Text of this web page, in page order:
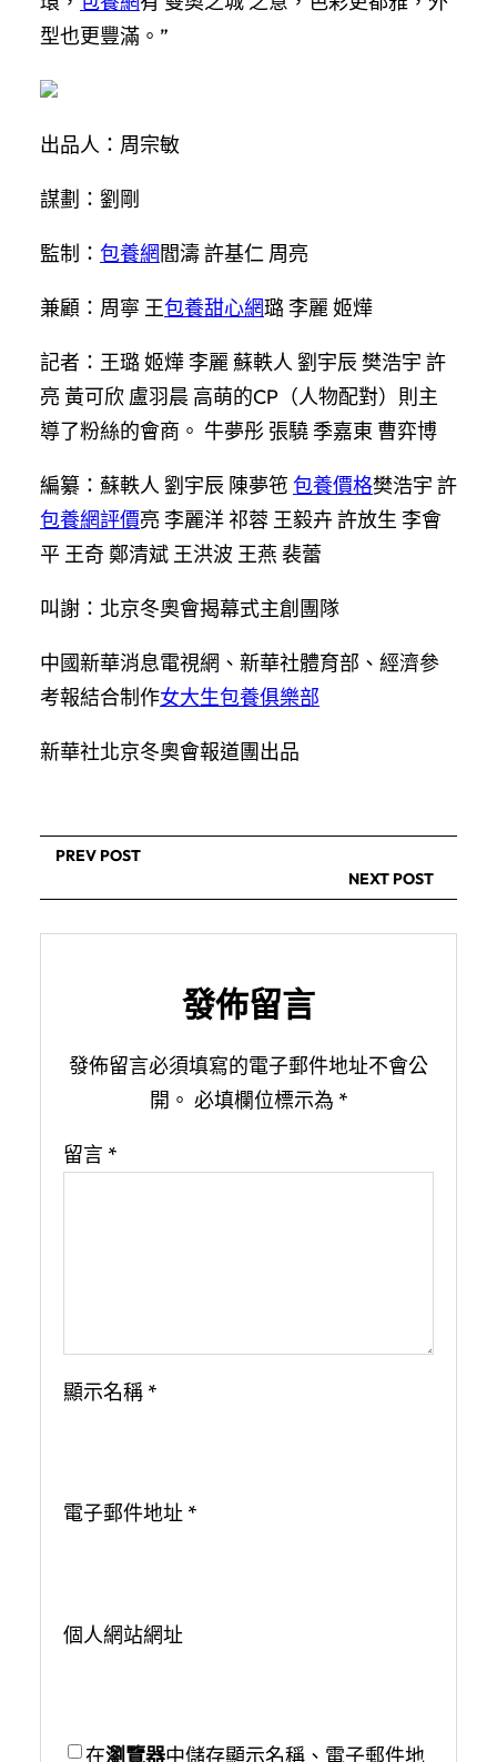
型也更豐滿。”
出品人：周宗敏
謀劃：劉剛
監制： 包養網閻濤 許基仁 周亮
兼顧：周寧 王包養甜心網璐 李麗 姬燁
記者：王璐 姬燁 李麗 蘇軼人 劉宇辰 樊浩宇 許
亮 黃可欣 盧羽晨 高萌的CP（人物配對）則主
導了粉絲的會商。 牛夢彤 張驍 季嘉東 曹弈博
編纂：蘇軼人 劉宇辰 陳夢竾包養價格樊浩宇 許
包養網評價亮 李麗洋 祁蓉 王毅卉 許放生 李會
平 王奇 鄭清斌 王洪波 王燕 裴蕾
叫謝：北京冬奧會揭幕式主創團隊
中國新華消息電視網、新華社體育部、經濟參
考報結合制作女大生包養俱樂部
新華社北京冬奧會報道團出品
PREV POST
NEXT POST
發佈留言
發佈留言必須填寫的電子郵件地址不會公
開。 必填欄位標示為 *
留言 *
顯示名稱 *
電子郵件地址 *
個人網站網址
在瀏覽器中儲存顯示名稱、電子郵件地